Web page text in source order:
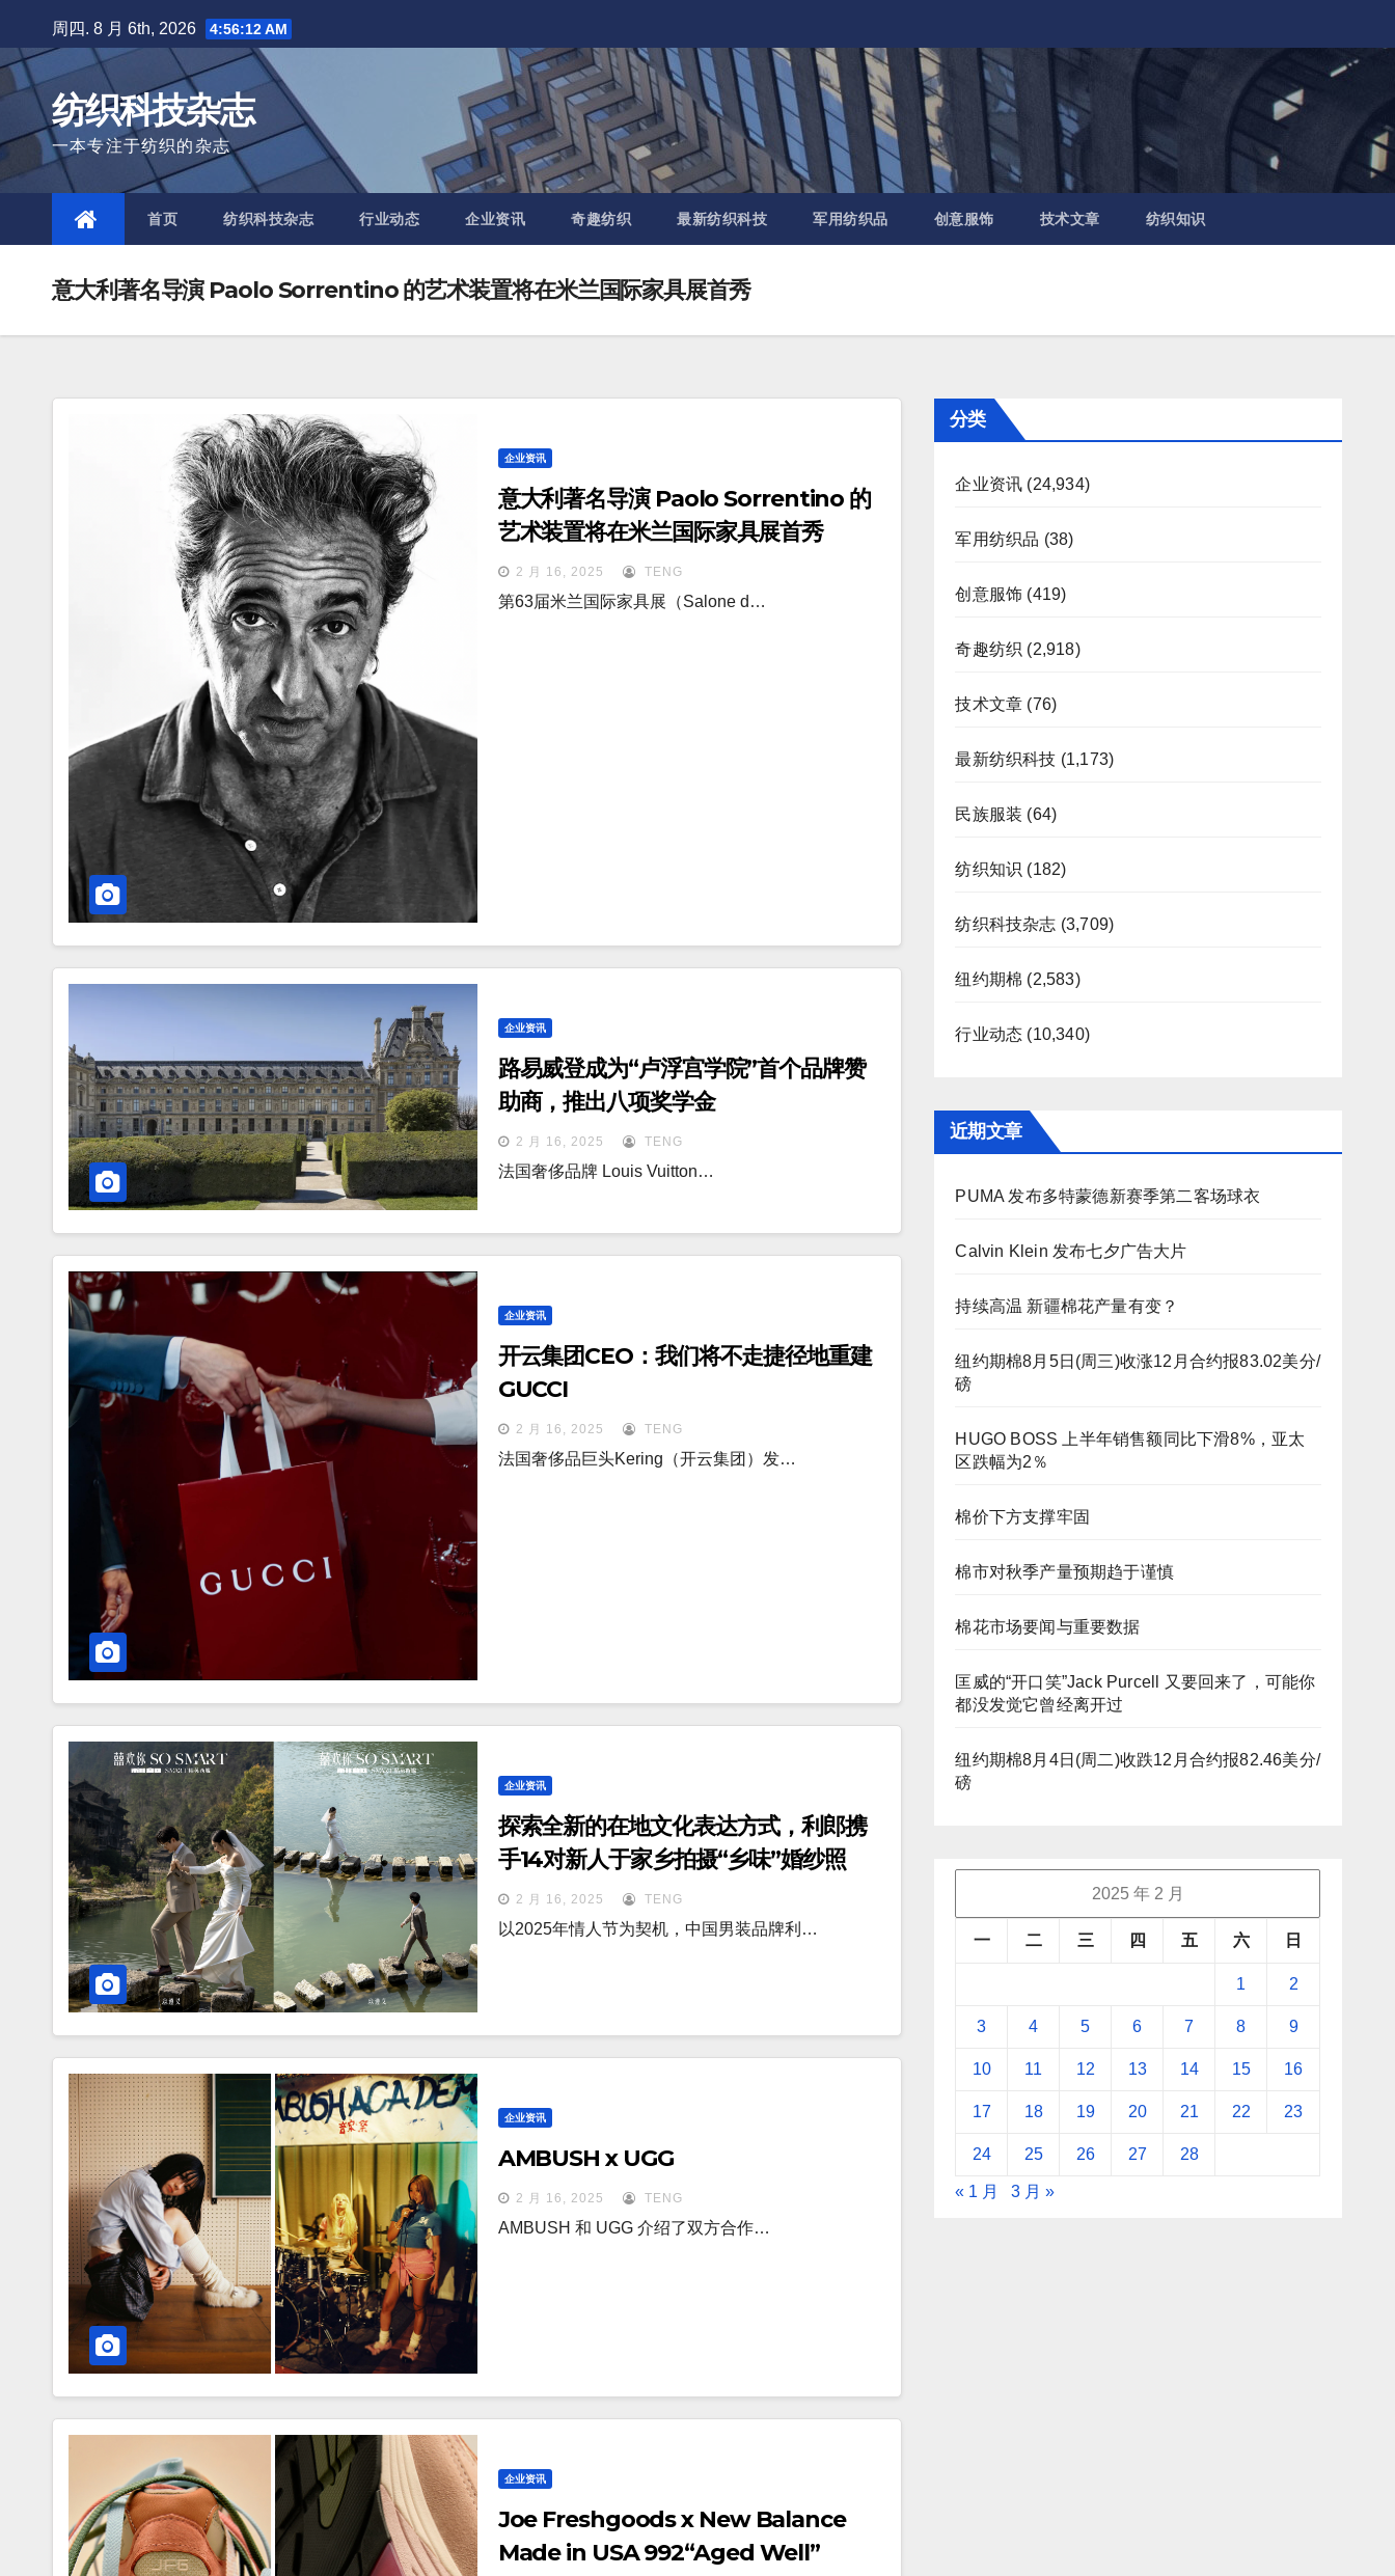
to
content
周四. 8 月 6th, 2026 4:56:14 AM
纺织科技杂志
一本专注于纺织的杂志
首页 纺织科技杂志 行业动态 企业资讯 奇趣纺织 最新纺织科技 军用纺织品 创意服饰 技术文章 纺织知识
意大利著名导演 Paolo Sorrentino 的艺术装置将在米兰国际家具展首秀
企业资讯
意大利著名导演 Paolo Sorrentino 的
艺术装置将在米兰国际家具展首秀
2 月 16, 2025 TENG
第63届米兰国际家具展（Salone d…
企业资讯
路易威登成为“卢浮宫学院”首个品牌赞
助商，推出八项奖学金
2 月 16, 2025 TENG
法国奢侈品牌 Louis Vuitton…
企业资讯
开云集团CEO：我们将不走捷径地重建
GUCCI
2 月 16, 2025 TENG
法国奢侈品巨头Kering（开云集团）发…
企业资讯
探索全新的在地文化表达方式，利郎携
手14对新人于家乡拍摄“乡味”婚纱照
2 月 16, 2025 TENG
以2025年情人节为契机，中国男装品牌利…
企业资讯
AMBUSH x UGG
2 月 16, 2025 TENG
AMBUSH 和 UGG 介绍了双方合作…
企业资讯
Joe Freshgoods x New Balance
Made in USA 992“Aged Well”
分类
企业资讯 (24,934)
军用纺织品 (38)
创意服饰 (419)
奇趣纺织 (2,918)
技术文章 (76)
最新纺织科技 (1,173)
民族服装 (64)
纺织知识 (182)
纺织科技杂志 (3,709)
纽约期棉 (2,583)
行业动态 (10,340)
近期文章
PUMA 发布多特蒙德新赛季第二客场球衣
Calvin Klein 发布七夕广告大片
持续高温 新疆棉花产量有变？
纽约期棉8月5日(周三)收涨12月合约报83.02美分/
磅
HUGO BOSS 上半年销售额同比下滑8%，亚太
区跌幅为2％
棉价下方支撑牢固
棉市对秋季产量预期趋于谨慎
棉花市场要闻与重要数据
匡威的“开口笑”Jack Purcell 又要回来了，可能你
都没发觉它曾经离开过
纽约期棉8月4日(周二)收跌12月合约报82.46美分/
磅
2025 年 2 月
一 二 三 四 五 六 日
1 2
3 4 5 6 7 8 9
10 11 12 13 14 15 16
17 18 19 20 21 22 23
24 25 26 27 28
« 1 月 3 月 »